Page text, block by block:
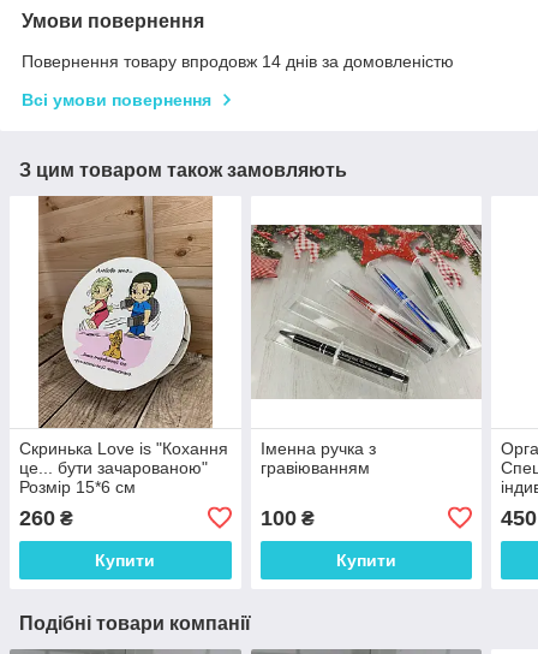
Умови повернення
Повернення товару впродовж 14 днів за домовленістю
Всі умови повернення
З цим товаром також замовляють
Скринька Love is "Кохання
це... бути зачарованою"
Розмір 15*6 см
260 ₴
Купити
Іменна ручка з
гравіюванням
100₴
Купити
450
Подібні товари компанії